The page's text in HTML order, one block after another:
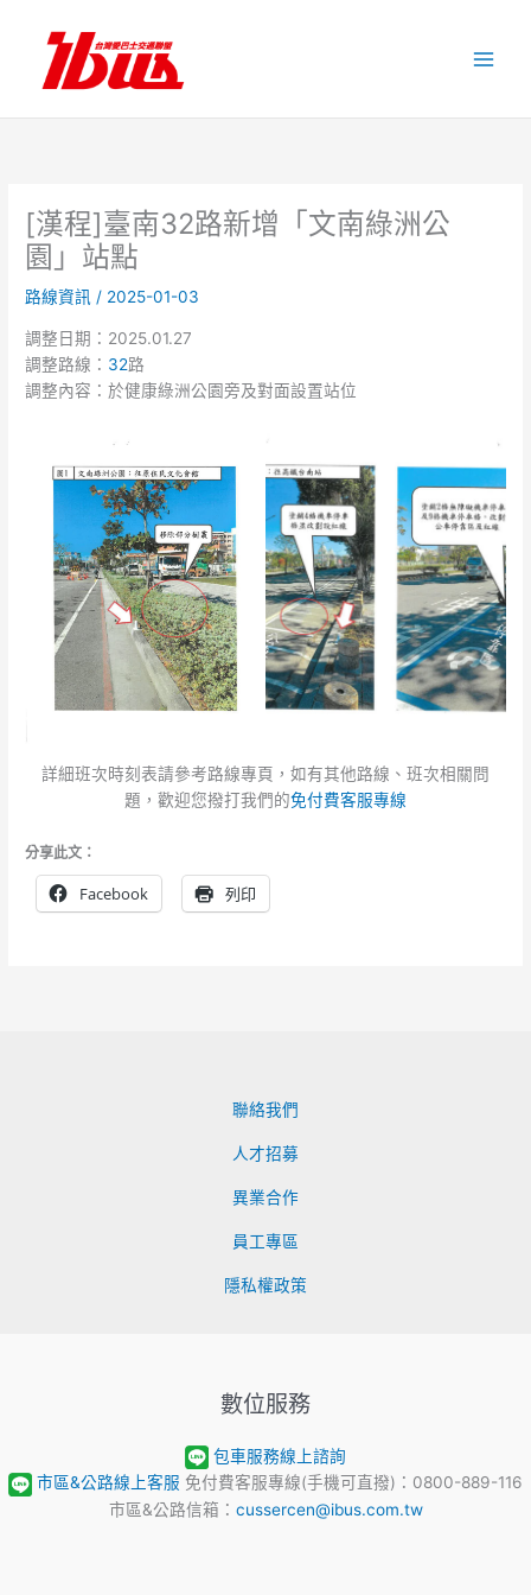
內
[漢程]臺南32路新增「文南綠洲公
園」站點
路線資訊 / 2025-01-03
調整日期：2025.01.27
調整路線： 32路
調整內容：於健康綠洲公園旁及對面設置站位
詳細班次時刻表請參考路線專頁，如有其他路線、班次相關問
題，歡迎您撥打我們的免付費客服專線
分享此文：
Facebook 列印
聯絡我們
人才招募
異業合作
員工專區
隱私權政策
數位服務
包車服務線上諮詢
市區&公路線上客服 免付費客服專線(手機可直撥)：0800-889-116
市區&公路信箱： cussercen@ibus.com.tw